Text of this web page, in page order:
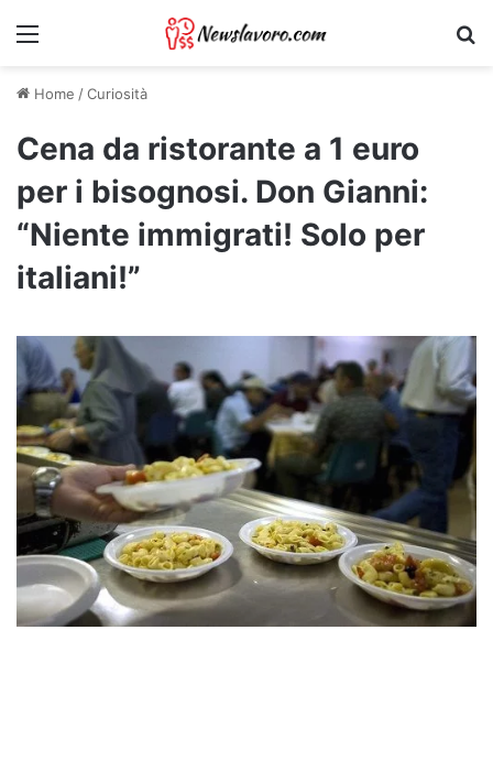
Menu
Home /Curiosità
Cena da ristorante a 1 euro
per i bisognosi. Don Gianni:
“Niente immigrati! Solo per
italiani!”